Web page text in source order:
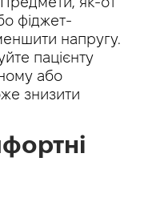
фіджет-
напругу.
пацієнту
або
знизити